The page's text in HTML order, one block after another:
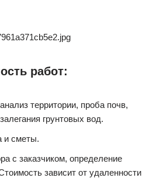
работ:
территории, проба почв,
грунтовых вод.
и сметы.
с заказчиком, определение
зависит от удаленности